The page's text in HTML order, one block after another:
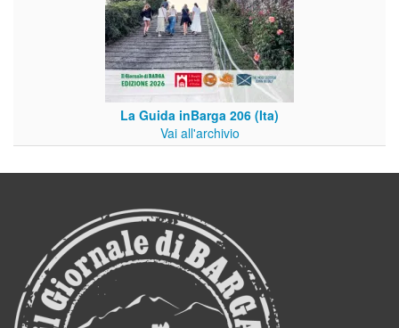
La Guida inBarga 206 (Ita)
Vai all'archivio